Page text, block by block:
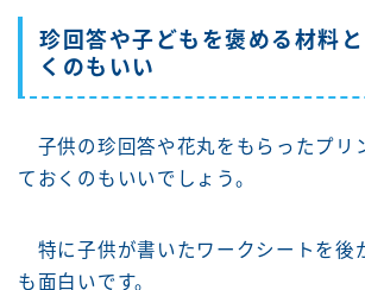
珍回答や子どもを褒める材料
くのもいい
子供の珍回答や花丸をもらったプリ
ておくのもいいでしょう。
特に子供が書いたワークシートを後
も面白いです。